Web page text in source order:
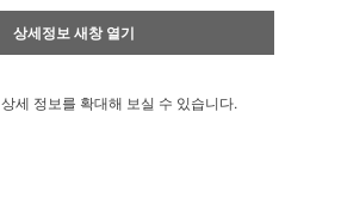
상세정보 새창 열기
상세 정보를 확대해 보실 수 있습니다.